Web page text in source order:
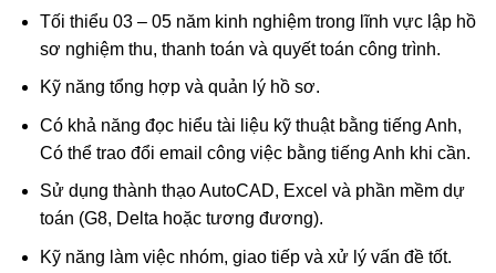
Tối thiểu 03 – 05 năm kinh nghiệm trong lĩnh vực lập hồ
sơ nghiệm thu, thanh toán và quyết toán công trình.
Kỹ năng tổng hợp và quản lý hồ sơ.
Có khả năng đọc hiểu tài liệu kỹ thuật bằng tiếng Anh,
Có thể trao đổi email công việc bằng tiếng Anh khi cần.
Sử dụng thành thạo AutoCAD, Excel và phần mềm dự
toán (G8, Delta hoặc tương đương).
Kỹ năng làm việc nhóm, giao tiếp và xử lý vấn đề tốt.